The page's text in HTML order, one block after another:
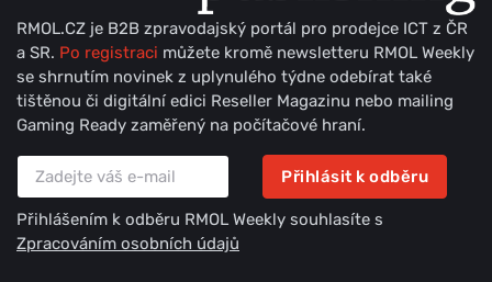
RMOL.CZ je B2B zpravodajský portál pro prodejce ICT z ČR
a SR. Po registraci můžete kromě newsletteru RMOL Weekly
se shrnutím novinek z uplynulého týdne odebírat také
tištěnou či digitální edici Reseller Magazinu nebo mailing
Gaming Ready zaměřený na počítačové hraní.
Přihlásit k odběru
Přihlášením k odběru RMOL Weekly souhlasíte s
Zpracováním osobních údajů